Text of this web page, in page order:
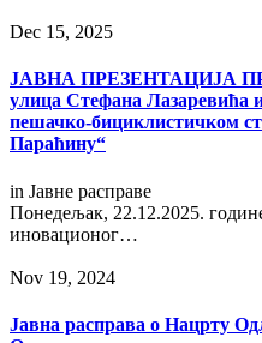
Dec 15, 2025
ЈАВНА ПРЕЗЕНТАЦИЈА
улица Стефана Лазаревића
пешачко-бициклистичком
Параћину“
in Јавне расправе
Понедељак, 22.12.2025.
иновационог…
Nov 19, 2024
Jавнa расправa о Нацрту